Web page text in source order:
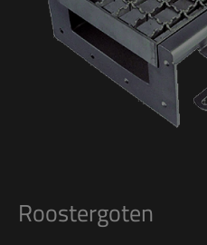
Roostergoten